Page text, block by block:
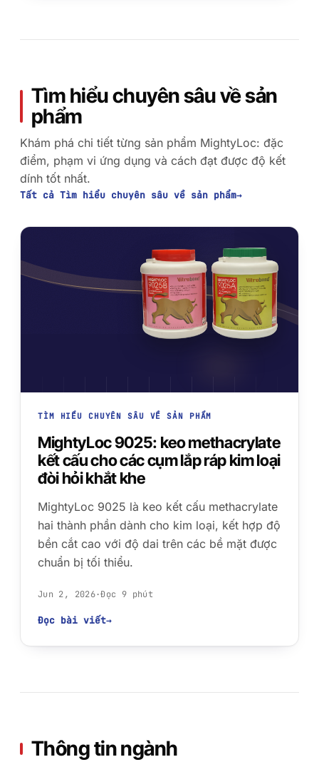
Tìm hiểu chuyên sâu về sản
phẩm
Khám phá chi tiết từng sản phẩm MightyLoc: đặc
điểm, phạm vi ứng dụng và cách đạt được độ kết
dính tốt nhất.
Tất cả Tìm hiểu chuyên sâu về sản phẩm→
TÌM HIỂU CHUYÊN SÂU VỀ SẢN PHẨM
MightyLoc 9025: keo methacrylate
kết cấu cho các cụm lắp ráp kim loại
đòi hỏi khắt khe
MightyLoc 9025 là keo kết cấu methacrylate
hai thành phần dành cho kim loại, kết hợp độ
bền cắt cao với độ dai trên các bề mặt được
chuẩn bị tối thiểu.
Jun 2, 2026·Đọc 9 phút
Đọc bài viết→
Thông tin ngành